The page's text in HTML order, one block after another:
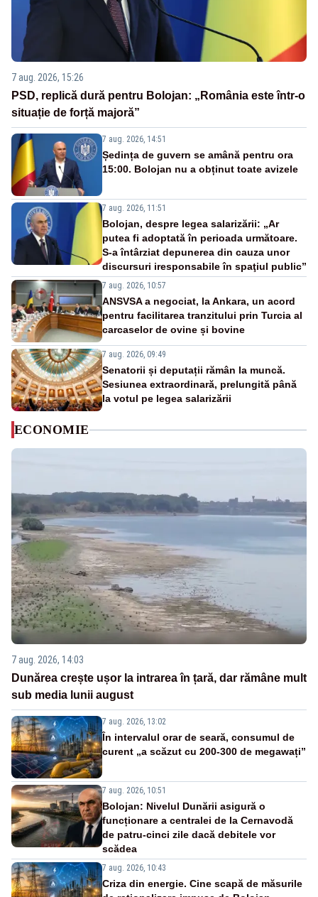
7 aug. 2026, 15:26
PSD, replică dură pentru Bolojan: „România este într-o
situație de forță majoră”
7 aug. 2026, 14:51
Ședința de guvern se amână pentru ora
15:00. Bolojan nu a obținut toate avizele
7 aug. 2026, 11:51
Bolojan, despre legea salarizării: „Ar
putea fi adoptată în perioada următoare.
S-a întârziat depunerea din cauza unor
discursuri iresponsabile în spaţiul public”
7 aug. 2026, 10:57
ANSVSA a negociat, la Ankara, un acord
pentru facilitarea tranzitului prin Turcia al
carcaselor de ovine și bovine
7 aug. 2026, 09:49
Senatorii și deputații rămân la muncă.
Sesiunea extraordinară, prelungită până
la votul pe legea salarizării
ECONOMIE
7 aug. 2026, 14:03
Dunărea crește ușor la intrarea în țară, dar rămâne mult
sub media lunii august
7 aug. 2026, 13:02
În intervalul orar de seară, consumul de
curent „a scăzut cu 200-300 de megawați”
7 aug. 2026, 10:51
Bolojan: Nivelul Dunării asigură o
funcționare a centralei de la Cernavodă
de patru-cinci zile dacă debitele vor
scădea
7 aug. 2026, 10:43
Criza din energie. Cine scapă de măsurile